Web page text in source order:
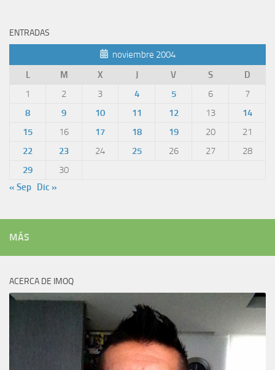
ENTRADAS
noviembre 2004
L
M X J V S
D
1
2 3 4 5 6
7
8
9 10 11 12 13
14
15
16 17 18 19 20
21
22
23 24 25 26 27
28
29
30
« Sep Dic »
MÁS
ACERCA DE IMOQ